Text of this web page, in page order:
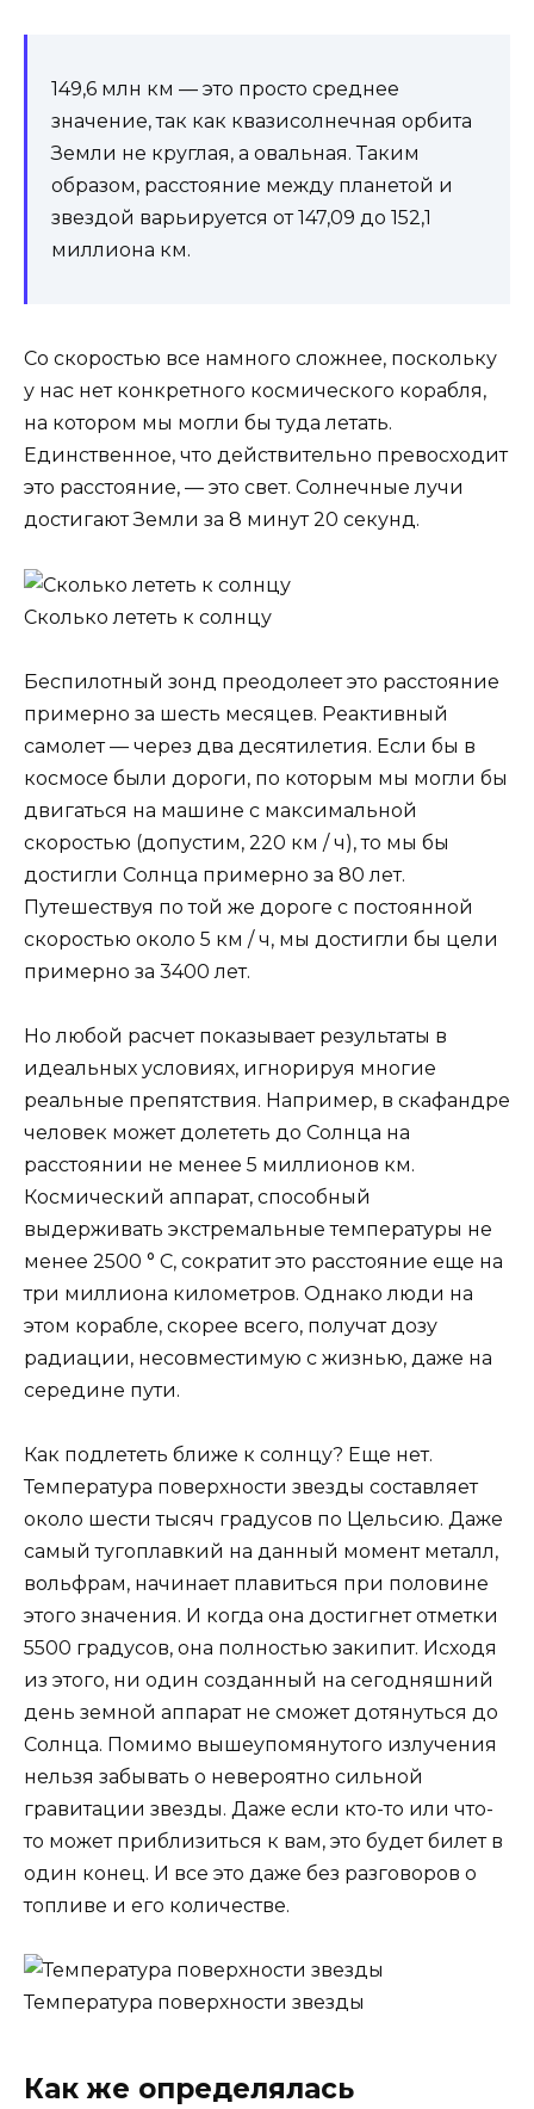
149,6 млн км — это просто среднее
значение, так как квазисолнечная орбита
Земли не круглая, а овальная. Таким
образом, расстояние между планетой и
звездой варьируется от 147,09 до 152,1
миллиона км.
Со скоростью все намного сложнее, поскольку
у нас нет конкретного космического корабля,
на котором мы могли бы туда летать.
Единственное, что действительно превосходит
это расстояние, — это свет. Солнечные лучи
достигают Земли за 8 минут 20 секунд.
Сколько лететь к солнцу
Беспилотный зонд преодолеет это расстояние
примерно за шесть месяцев. Реактивный
самолет — через два десятилетия. Если бы в
космосе были дороги, по которым мы могли бы
двигаться на машине с максимальной
скоростью (допустим, 220 км / ч), то мы бы
достигли Солнца примерно за 80 лет.
Путешествуя по той же дороге с постоянной
скоростью около 5 км / ч, мы достигли бы цели
примерно за 3400 лет.
Но любой расчет показывает результаты в
идеальных условиях, игнорируя многие
реальные препятствия. Например, в скафандре
человек может долететь до Солнца на
расстоянии не менее 5 миллионов км.
Космический аппарат, способный
выдерживать экстремальные температуры не
менее 2500 ° C, сократит это расстояние еще на
три миллиона километров. Однако люди на
этом корабле, скорее всего, получат дозу
радиации, несовместимую с жизнью, даже на
середине пути.
Как подлететь ближе к солнцу? Еще нет.
Температура поверхности звезды составляет
около шести тысяч градусов по Цельсию. Даже
самый тугоплавкий на данный момент металл,
вольфрам, начинает плавиться при половине
этого значения. И когда она достигнет отметки
5500 градусов, она полностью закипит. Исходя
из этого, ни один созданный на сегодняшний
день земной аппарат не сможет дотянуться до
Солнца. Помимо вышеупомянутого излучения
нельзя забывать о невероятно сильной
гравитации звезды. Даже если кто-то или что-
то может приблизиться к вам, это будет билет в
один конец. И все это даже без разговоров о
топливе и его количестве.
Температура поверхности звезды
Как же определялась